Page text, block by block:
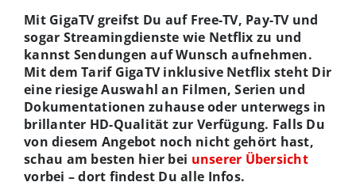
Mit GigaTV greifst Du auf Free-TV, Pay-TV und
sogar Streamingdienste wie Netflix zu und
kannst Sendungen auf Wunsch aufnehmen.
Mit dem Tarif GigaTV inklusive Netflix steht Dir
eine riesige Auswahl an Filmen, Serien und
Dokumentationen zuhause oder unterwegs in
brillanter HD-Qualität zur Verfügung. Falls Du
von diesem Angebot noch nicht gehört hast,
schau am besten hier bei unserer Übersicht
vorbei – dort findest Du alle Infos.